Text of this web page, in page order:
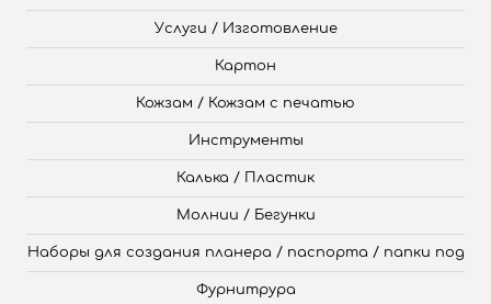
Услуги / Изготовление
Картон
Кожзам / Кожзам с печатью
Инструменты
Калька / Пластик
Молнии / Бегунки
Наборы для создания планера / паспорта / папки под
Фурнитрура